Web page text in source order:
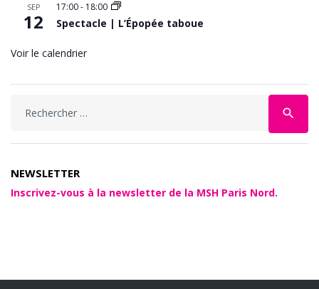
SEP
12
17:00- 18:00
Spectacle | L’Épopée taboue
Voir le calendrier
search
NEWSLETTER
Inscrivez-vous à la newsletter de la MSH Paris Nord.